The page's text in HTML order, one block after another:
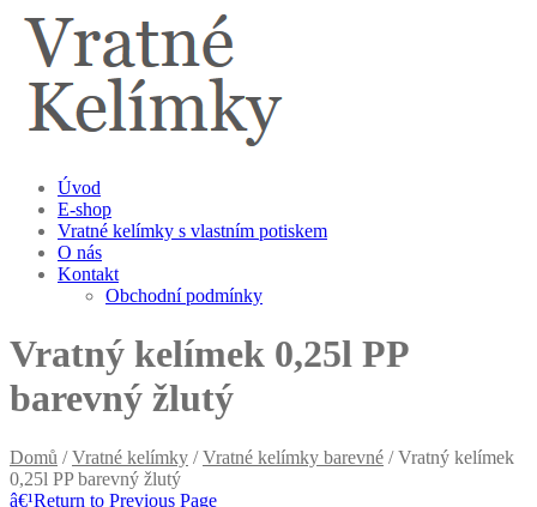
Úvod
E-shop
Vratné kelímky s vlastním potiskem
O nás
Kontakt
Obchodní podmínky
Vratný kelímek 0,25l PP
barevný žlutý
Domů /Vratné kelímky /Vratné kelímky barevné / Vratný kelímek
0,25l PP barevný žlutý
â€¹Return to Previous Page